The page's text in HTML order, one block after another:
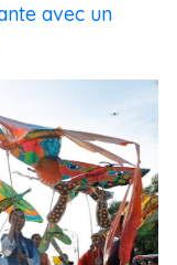
avec un